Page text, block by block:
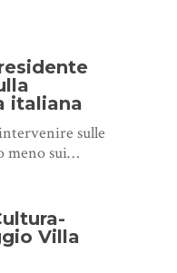
italiana
sulle
meno sui…
Villa